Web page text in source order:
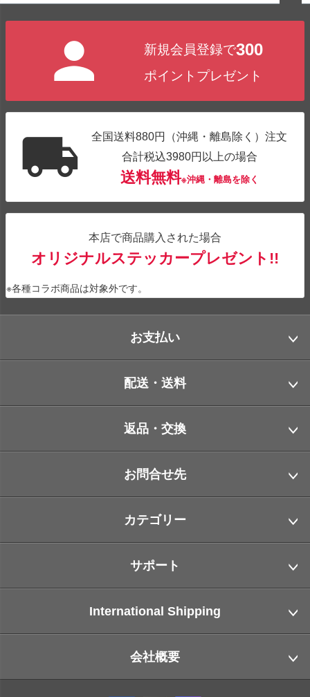
新規会員登録で300
ポイントプレゼント
全国送料880円（沖縄・離島除く）注文
合計税込3980円以上の場合
送料無料※沖縄・離島を除く
本店で商品購入された場合
オリジナルステッカープレゼント!!
※各種コラボ商品は対象外です。
お支払い
配送・送料
返品・交換
お問合せ先
カテゴリー
サポート
International Shipping
会社概要